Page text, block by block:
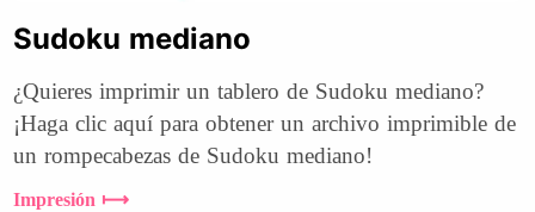
Sudoku mediano
¿Quieres imprimir un tablero de Sudoku mediano?
¡Haga clic aquí para obtener un archivo imprimible de
un rompecabezas de Sudoku mediano!
Impresión ⟼